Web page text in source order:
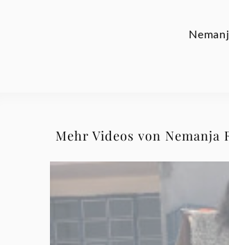
Nemanja
Radulovic
Mehr Videos von Nemanja